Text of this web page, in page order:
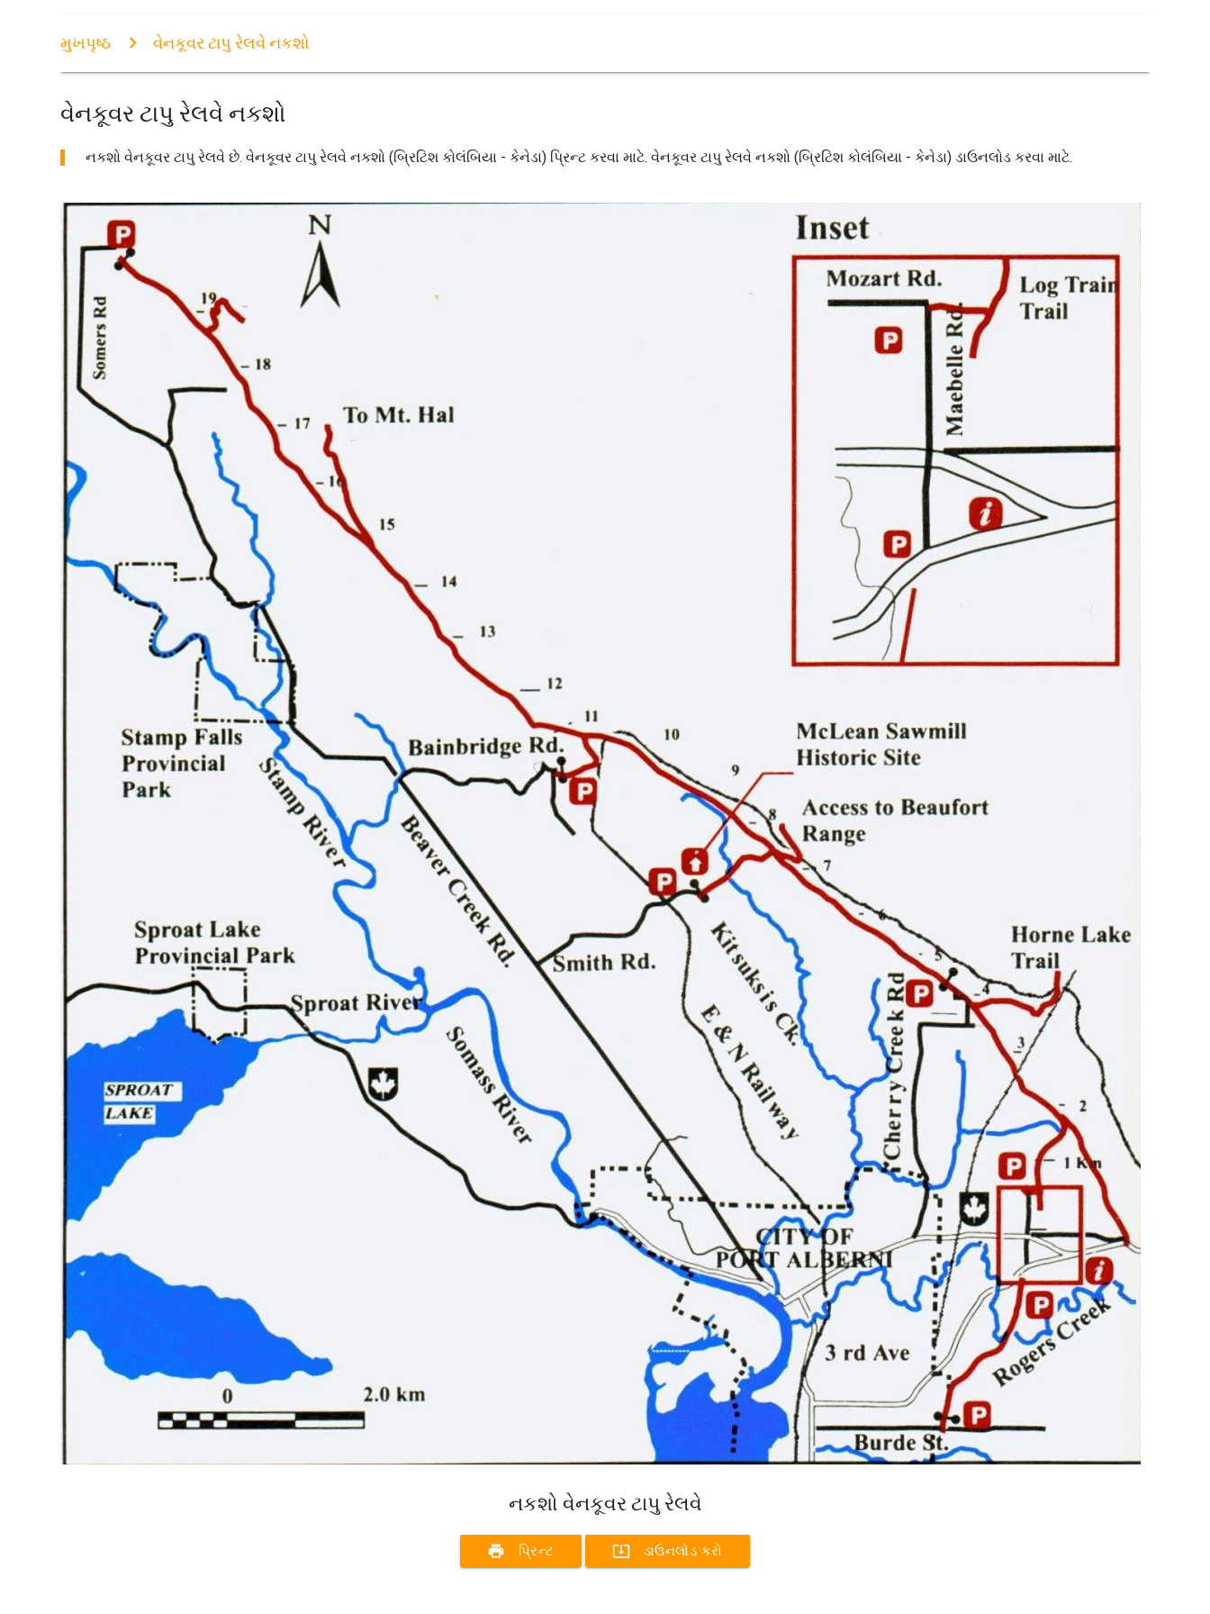
મુખપૃષ્ઠ વેનકૂવર ટાપુ રેલવે નકશો
વેનકૂવર ટાપુ રેલવે નકશો
નકશો વેનકૂવર ટાપુ રેલવે છે. વેનકૂવર ટાપુ રેલવે નકશો (બ્રિટિશ કોલંબિયા - કેનેડા) પ્રિન્ટ કરવા માટે. વેનકૂવર ટાપુ રેલવે નકશો (બ્રિટિશ કોલંબિયા - કેનેડા) ડાઉનલોડ કરવા માટે.
નકશો વેનકૂવર ટાપુ રેલવે
print પ્રિન્ટ system_update_alt ડાઉનલોડ કરો